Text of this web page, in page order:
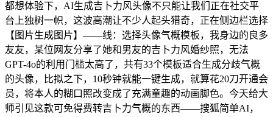
都想体验下，AI生成吉卜力风头像不只能让我们正在社交平
台上独树一帜，这波高潮让不少人起头猎奇，正在侧边栏选择
【图片生成图片】——线：选择头像气概模板，我身边的良多
友友，某位网友分享了她和男友的吉卜力风婚纱照，无法
GPT-4o的利用门槛太高了，共有33个模板适合生成分歧气概
的头像，比拟之下，10秒钟就能一键生成，就算花20刀开通会
员，将本人的糊口照改变成了充满童趣的动画脚色。今天给大
师引见这款可免得费转吉卜力气概的东西——搜狐简单AI，